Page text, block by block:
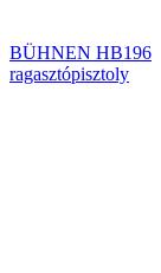
BÜHNEN HB196
ragasztópisztoly